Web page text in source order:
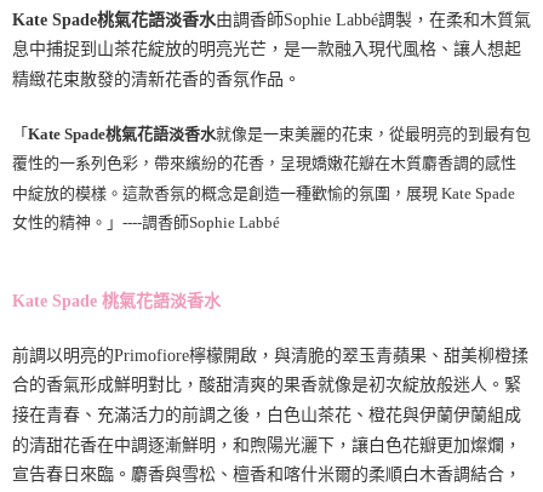
Kate Spade桃氣花語淡香水由調香師Sophie Labbé調製，在柔和木質氣
息中捕捉到山茶花綻放的明亮光芒，是一款融入現代風格、讓人想起
精緻花束散發的清新花香的香氛作品。
「Kate Spade桃氣花語淡香水就像是一束美麗的花束，從最明亮的到最有包
覆性的一系列色彩，帶來繽紛的花香，呈現嬌嫩花瓣在木質麝香調的感性
中綻放的模樣。這款香氛的概念是創造一種歡愉的氛圍，展現 Kate Spade
女性的精神。」 ----調香師Sophie Labbé
Kate Spade 桃氣花語淡香水
前調以明亮的Primofiore檸檬開啟，與清脆的翠玉青蘋果、甜美柳橙揉
合的香氣形成鮮明對比，酸甜清爽的果香就像是初次綻放般迷人。緊
接在青春、充滿活力的前調之後，白色山茶花、橙花與伊蘭伊蘭組成
的清甜花香在中調逐漸鮮明，和煦陽光灑下，讓白色花瓣更加燦爛，
宣告春日來臨。麝香與雪松、檀香和喀什米爾的柔順白木香調結合，